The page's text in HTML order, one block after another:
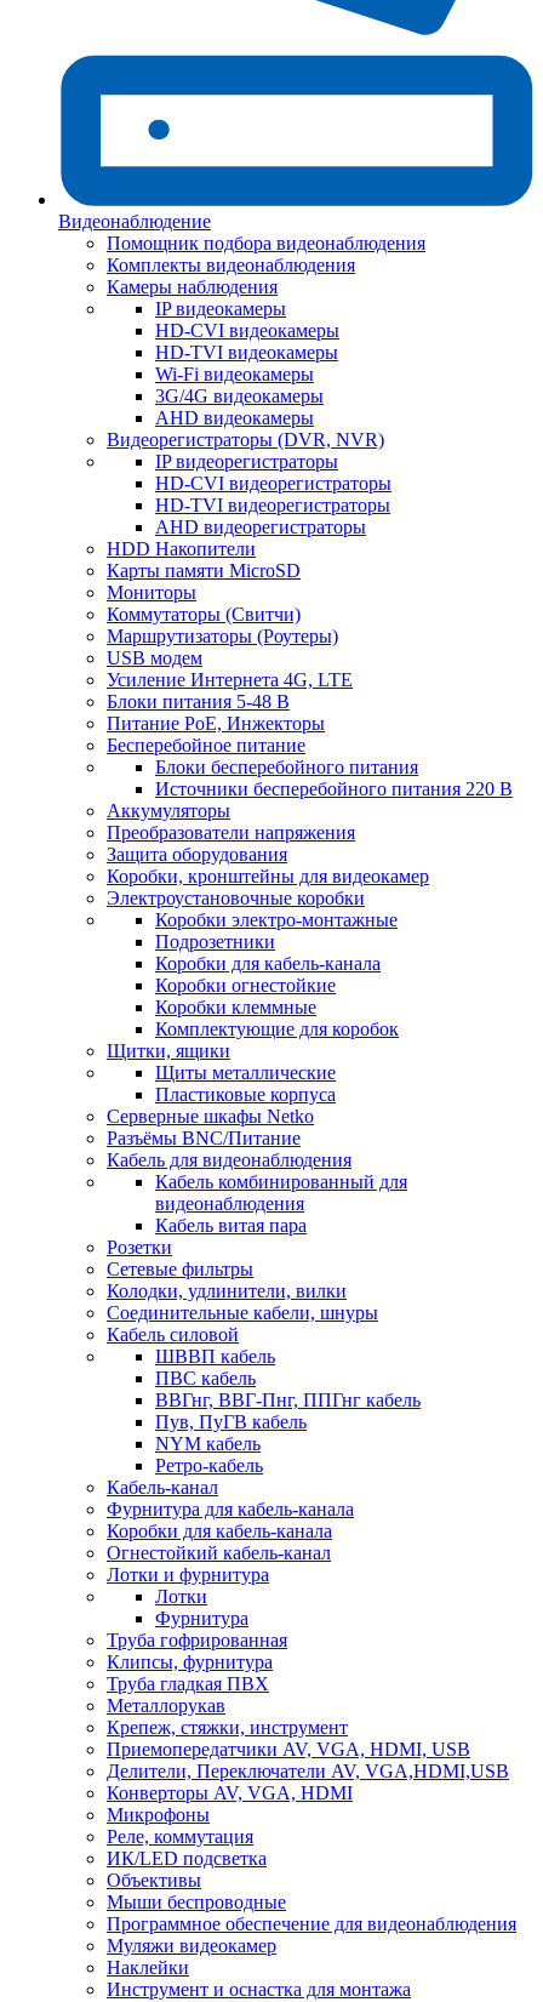
Видеонаблюдение
Помощник подбора видеонаблюдения
Комплекты видеонаблюдения
Камеры наблюдения
IP видеокамеры
HD-CVI видеокамеры
HD-TVI видеокамеры
Wi-Fi видеокамеры
3G/4G видеокамеры
AHD видеокамеры
Видеорегистраторы (DVR, NVR)
IP видеорегистраторы
HD-CVI видеорегистраторы
HD-TVI видеорегистраторы
AHD видеорегистраторы
HDD Накопители
Карты памяти MicroSD
Мониторы
Коммутаторы (Свитчи)
Маршрутизаторы (Роутеры)
USB модем
Усиление Интернета 4G, LTE
Блоки питания 5-48 В
Питание PoE, Инжекторы
Бесперебойное питание
Блоки бесперебойного питания
Источники бесперебойного питания 220 В
Аккумуляторы
Преобразователи напряжения
Защита оборудования
Коробки, кронштейны для видеокамер
Электроустановочные коробки
Коробки электро-монтажные
Подрозетники
Коробки для кабель-канала
Коробки огнестойкие
Коробки клеммные
Комплектующие для коробок
Щитки, ящики
Щиты металлические
Пластиковые корпуса
Серверные шкафы Netko
Разъёмы BNC/Питание
Кабель для видеонаблюдения
Кабель комбинированный для
видеонаблюдения
Кабель витая пара
Розетки
Сетевые фильтры
Колодки, удлинители, вилки
Соединительные кабели, шнуры
Кабель силовой
ШВВП кабель
ПВС кабель
ВВГнг, ВВГ-Пнг, ППГнг кабель
Пув, ПуГВ кабель
NYM кабель
Ретро-кабель
Кабель-канал
Фурнитура для кабель-канала
Коробки для кабель-канала
Огнестойкий кабель-канал
Лотки и фурнитура
Лотки
Фурнитура
Труба гофрированная
Клипсы, фурнитура
Труба гладкая ПВХ
Металлорукав
Крепеж, стяжки, инструмент
Приемопередатчики AV, VGA, HDMI, USB
Делители, Переключатели AV, VGA,HDMI,USB
Конверторы AV, VGA, HDMI
Микрофоны
Реле, коммутация
ИК/LED подсветка
Объективы
Мыши беспроводные
Программное обеспечение для видеонаблюдения
Муляжи видеокамер
Наклейки
Инструмент и оснастка для монтажа